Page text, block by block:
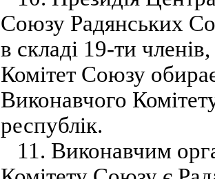
Союзу Радянських
в складі 19-ти
Комітет Союзу
Виконавчого
республік.
11. Виконавчим